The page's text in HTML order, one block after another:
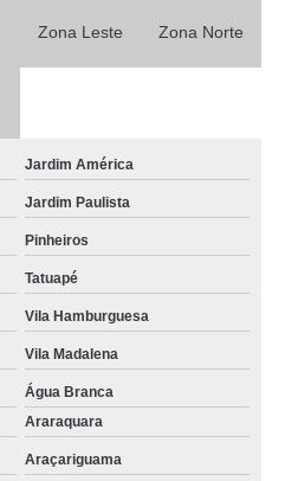
Zona Leste Zona Norte
Jardim América
Jardim Paulista
Pinheiros
Tatuapé
Vila Hamburguesa
Vila Madalena
Água Branca
Araraquara
Araçariguama